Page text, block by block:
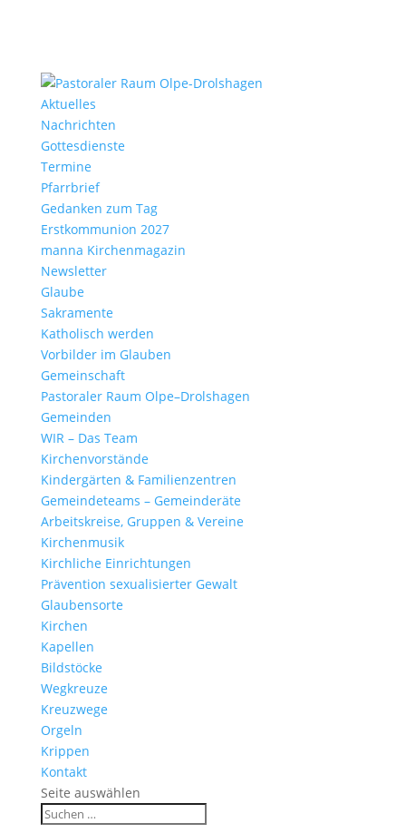
Aktu­elles
Nach­richten
Gottes­dienste
Termine
Pfarr­brief
Gedanken zum Tag
Erst­kom­mu­nion 2027
manna Kirchen­ma­gazin
News­letter
Glaube
Sakra­mente
Katho­lisch werden
Vorbilder im Glauben
Gemein­schaft
Pasto­raler Raum Olpe–Drolshagen
Gemeinden
WIR – Das Team
Kirchen­vor­stände
Kinder­gärten & Familienzentren
Gemein­de­teams – Gemeinderäte
Arbeits­kreise, Gruppen & Vereine
Kirchen­musik
Kirch­liche Einrichtungen
Präven­tion sexua­li­sierter Gewalt
Glau­ben­s­orte
Kirchen
Kapellen
Bild­stöcke
Wegkreuze
Kreuz­wege
Orgeln
Krippen
Kontakt
Seite auswählen